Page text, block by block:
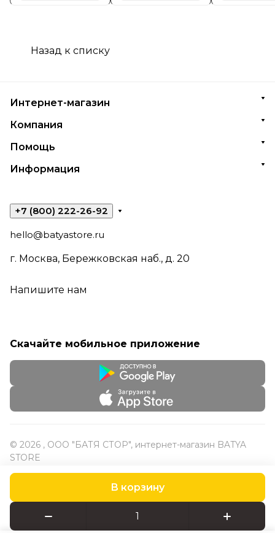
В корзину
Назад к списку
Интернет-магазин
Компания
Помощь
Информация
+7 (800) 222-26-92
hello@batyastore.ru
г. Москва, Бережковская наб., д. 20
Напишите нам
Скачайте мобильное приложение
© 2026 , ООО "БАТЯ СТОР", интернет-магазин BATYA
STORE
Конфиденциальность Оферта